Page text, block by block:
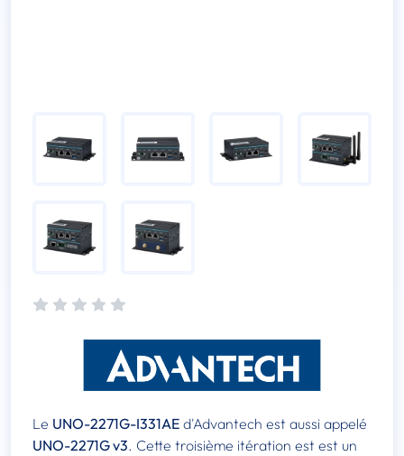
Le UNO-2271G-I331AE d'Advantech est aussi appelé
UNO-2271G v3. Cette troisième itération est est un